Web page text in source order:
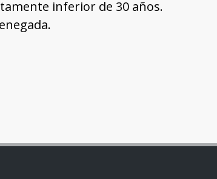
inferior de 30 años.